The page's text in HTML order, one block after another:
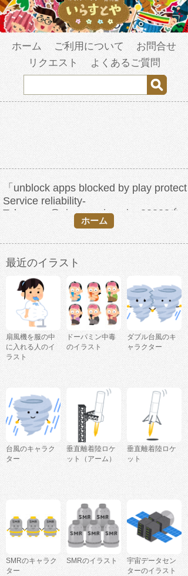
ホーム ご利用について
お問合せ
リクエスト
よくあるご質問
「unblock apps blocked by play protect
Service reliability-
Telegram:@pingguoqianming88888🍓
Bypassing the Google Play
Protect.tne」の検索結果
ホーム
最近のイラスト
扇風機を服の中
に入れる人のイ
ラスト
ドーパミン中毒
のイラスト
ダブル台風のキ
ャラクター
台風のキャラク
ター
垂直離着陸ロケ
ット（アーム）
垂直離着陸ロケ
ット
SMRのキャラク
ター
SMRのイラスト
宇宙データセン
ターのイラスト